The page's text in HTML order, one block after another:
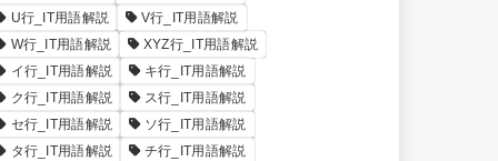
U行_IT用語解説
V行_IT用語解説
W行_IT用語解説
XYZ行_IT用語解説
イ行_IT用語解説
キ行_IT用語解説
ク行_IT用語解説
ス行_IT用語解説
セ行_IT用語解説
ソ行_IT用語解説
タ行_IT用語解説
チ行_IT用語解説